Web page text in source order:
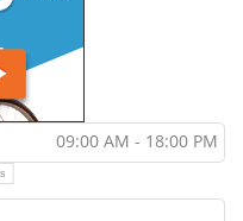
09:00 AM - 18:00 PM